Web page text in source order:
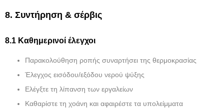
8. Συντήρηση & σέρβις
8.1 Καθημερινοί έλεγχοι
Παρακολούθηση ροπής συναρτήσει της θερμοκρασίας
Έλεγχος εισόδου/εξόδου νερού ψύξης
Ελέγξτε τη λίπανση των εργαλείων
Καθαρίστε τη χοάνη και αφαιρέστε τα υπολείμματα